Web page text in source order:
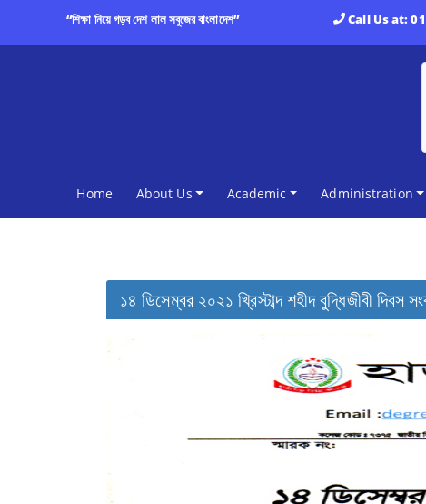
“শিক্ষা নিয়ে গড়ব দেশ লাল সবুজের বাংলাদেশ” Call Us at:
Home(current)
About Us Academic Administration
১৪ ডিসেম্বর ২০২১ খ্রিস্টাব্দ শহীদ বুদ্ধিজীবী দিবস